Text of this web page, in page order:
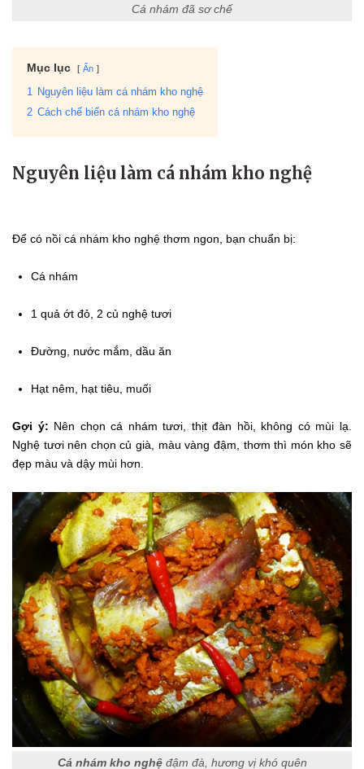
Cá nhám đã sơ chế
Mục lục Ẩn
1 Nguyên liệu làm cá nhám kho nghệ
2 Cách chế biến cá nhám kho nghệ
Nguyên liệu làm cá nhám kho nghệ
Để có nồi cá nhám kho nghệ thơm ngon, bạn chuẩn bị:
Cá nhám
1 quả ớt đỏ, 2 củ nghệ tươi
Đường, nước mắm, dầu ăn
Hạt nêm, hạt tiêu, muối
Gợi ý: Nên chọn cá nhám tươi, thịt đàn hồi, không có mùi lạ.
Nghệ tươi nên chọn củ già, màu vàng đậm, thơm thì món kho sẽ
đẹp màu và dậy mùi hơn.
Cá nhám kho nghệđậm đà, hương vị khó quên